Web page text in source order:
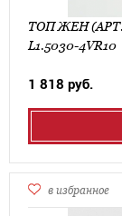
ТОП ЖЕН (АРТ.
L1.5030-4VR10
1 818 руб.
в избранное